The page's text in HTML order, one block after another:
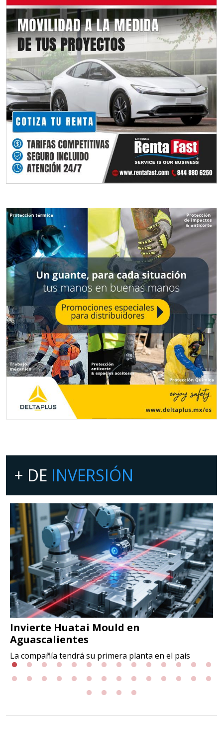
+ DE INVERSIÓN
Invierte Huatai Mould en
Aguascalientes
La compañía tendrá su primera planta en el país